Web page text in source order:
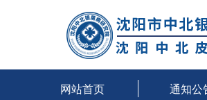
网站首页 通知公